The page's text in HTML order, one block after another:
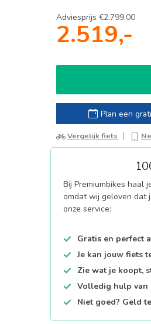
Adviesprijs €2.799,00
2.519,-
Plan een
Vergelijk fiets
Bij Premiumbikes haal
omdat wij geloven dat
onze service:
Gratis en perfect
Je kan jouw fiets
Zie wat je koopt,
Volledig hulp van
Niet goed? Geld